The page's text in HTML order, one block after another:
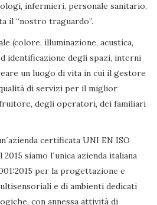
infermieri, personale sanitario,
il “nostro traguardo”.
(colore, illuminazione, acustica,
identificazione degli spazi, interni
un luogo di vita in cui il gestore
di servizi per il miglior
degli operatori, dei familiari
certificata UNI EN ISO
2015 siamo l´unica azienda italiana
per la progettazione e
e di ambienti dedicati
con annessa attività di